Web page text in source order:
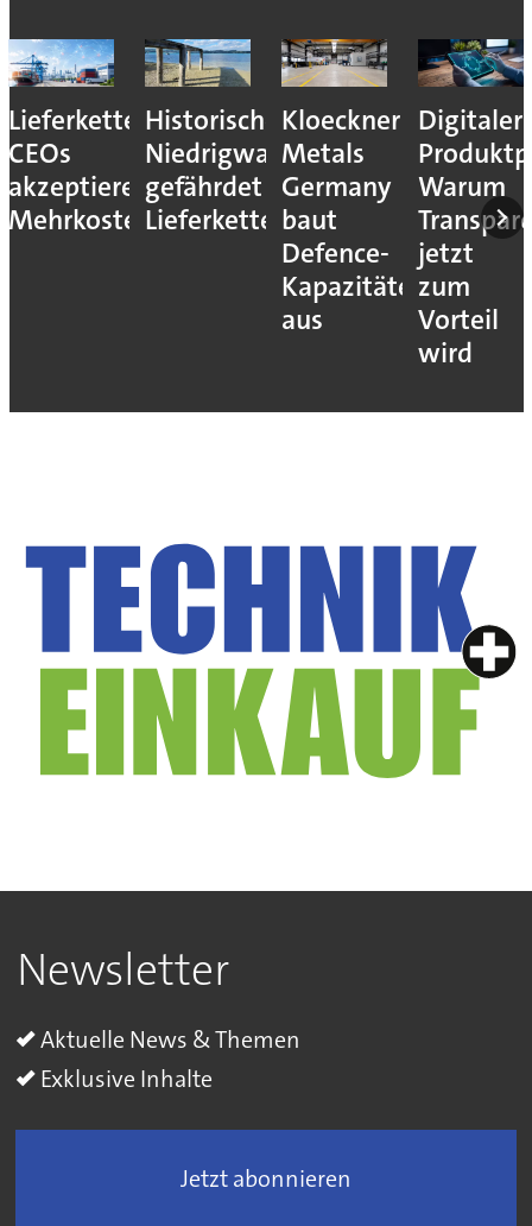
Lieferkettenresilienz:
CEOs
akzeptieren
Mehrkosten
Historisches
Niedrigwasser
gefährdet
Lieferketten
Kloeckner
Metals
Germany
baut
Defence-
Kapazitäten
aus
Digitaler
Warum
jetzt
zum
Vorteil
wird
Newsletter
Aktuelle News & Themen
Exklusive Inhalte
Jetzt abonnieren